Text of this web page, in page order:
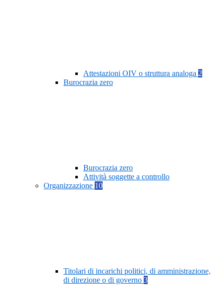
Attestazioni OIV o struttura analoga 2
Burocrazia zero
Burocrazia zero
Attività soggette a controllo
Organizzazione 10
Titolari di incarichi politici, di amministrazione,
di direzione o di governo 3